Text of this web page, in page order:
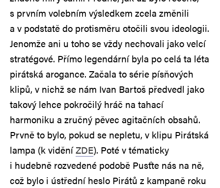
s prvním volebním výsledkem zcela změnili
a v podstatě do protisměru otočili svou ideologii.
Jenomže ani u toho se vždy nechovali jako velcí
stratégové. Přímo legendární byla po celá ta léta
pirátská arogance. Začala to série písňových
klipů, v nichž se nám Ivan Bartoš předvedl jako
takový lehce pokročilý hráč na tahací
harmoniku a zručný pěvec agitačních obsahů.
Prvně to bylo, pokud se nepletu, v klipu Pirátská
lampa (k viděníZDE). Poté v tématicky
i hudebně rozvedené podobě Pusťte nás na ně,
což bylo i ústřední heslo Pirátů z kampaně roku